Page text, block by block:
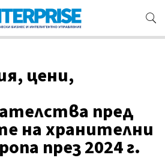
цени,
пред
на хранителни
през 2024 г.